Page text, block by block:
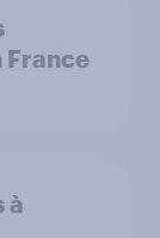
France
à